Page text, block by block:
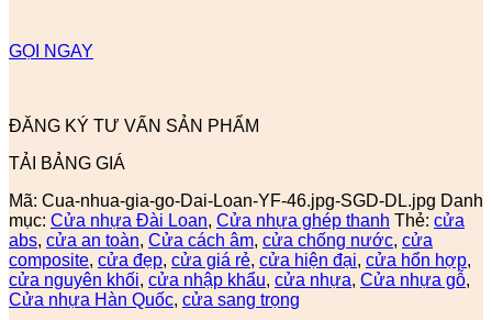
GỌI NGAY
ĐĂNG KÝ TƯ VẤN SẢN PHẨM
TẢI BẢNG GIÁ
Mã: Cua-nhua-gia-go-Dai-Loan-YF-46.jpg-SGD-DL.jpg Danh
mục: Cửa nhựa Đài Loan, Cửa nhựa ghép thanh Thẻ: cửa
abs, cửa an toàn, Cửa cách âm, cửa chống nước, cửa
composite, cửa đẹp, cửa giá rẻ, cửa hiện đại, cửa hổn hợp,
cửa nguyên khối, cửa nhập khẩu, cửa nhựa, Cửa nhựa gỗ,
Cửa nhựa Hàn Quốc, cửa sang trọng